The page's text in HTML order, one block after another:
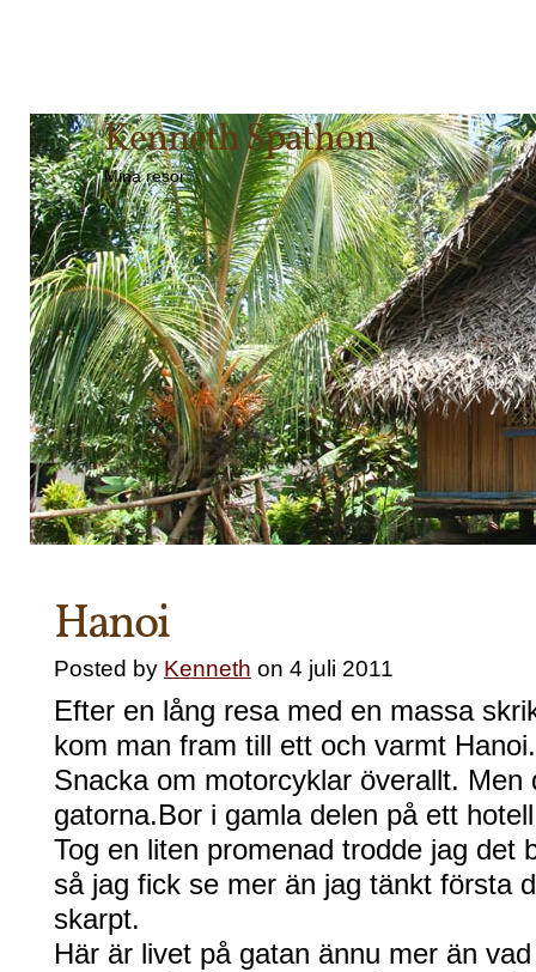
Kenneth Spathon
Mina resor
Hanoi
Posted by Kenneth on 4 juli 2011
Efter en lång resa med en massa
kom man fram till ett och varmt Hanoi.
Snacka om motorcyklar överallt.
gatorna.Bor i gamla delen på ett
Tog en liten promenad trodde jag det
så jag fick se mer än jag tänkt första
skarpt.
Här är livet på gatan ännu mer än